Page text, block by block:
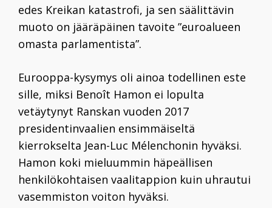
edes Kreikan katastrofi, ja sen säälittävin
muoto on jääräpäinen tavoite ”euroalueen
omasta parlamentista”.
Eurooppa-kysymys oli ainoa todellinen este
sille, miksi Benoît Hamon ei lopulta
vetäytynyt Ranskan vuoden 2017
presidentinvaalien ensimmäiseltä
kierrokselta Jean-Luc Mélenchonin hyväksi.
Hamon koki mieluummin häpeällisen
henkilökohtaisen vaalitappion kuin uhrautui
vasemmiston voiton hyväksi.